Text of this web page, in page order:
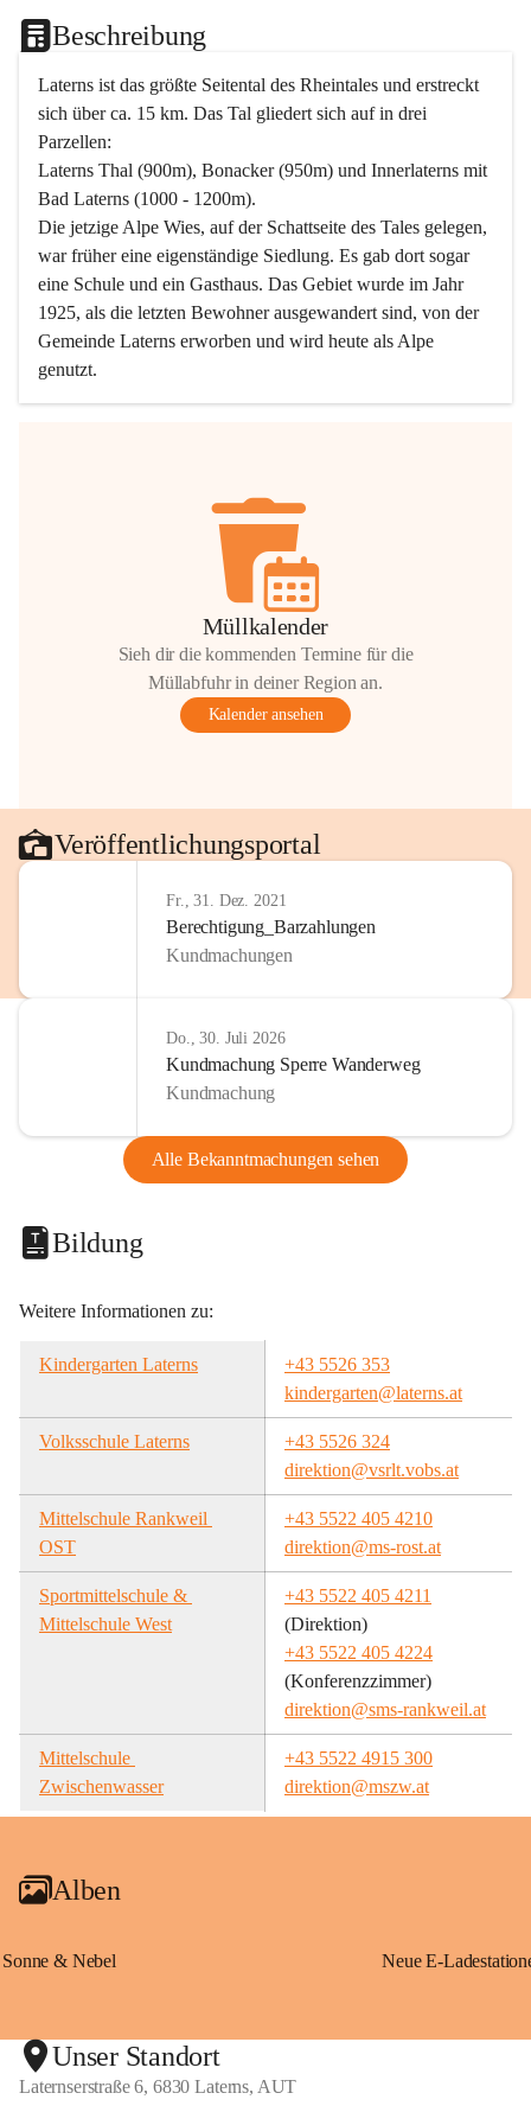
Beschreibung
Laterns ist das größte Seitental des Rheintales und erstreckt
sich über ca. 15 km. Das Tal gliedert sich auf in drei
Parzellen:
Laterns Thal (900m), Bonacker (950m) und Innerlaterns mit
Bad Laterns (1000 - 1200m).
Die jetzige Alpe Wies, auf der Schattseite des Tales gelegen,
war früher eine eigenständige Siedlung. Es gab dort sogar
eine Schule und ein Gasthaus. Das Gebiet wurde im Jahr
1925, als die letzten Bewohner ausgewandert sind, von der
Gemeinde Laterns erworben und wird heute als Alpe
genutzt.
Müllkalender
Sieh dir die kommenden Termine für die
Müllabfuhr in deiner Region an.
Kalender ansehen
Veröffentlichungsportal
Fr., 31. Dez. 2021
Berechtigung_Barzahlungen
Kundmachungen
Do., 30. Juli 2026
Kundmachung Sperre Wanderweg
Kundmachung
Alle Bekanntmachungen sehen
Bildung
Weitere Informationen zu:
Kindergarten Laterns
+43 5526 353
kindergarten@laterns.at
Volksschule Laterns
+43 5526 324
direktion@vsrlt.vobs.at
Mittelschule Rankweil
OST
+43 5522 405 4210
direktion@ms-rost.at
Sportmittelschule &
Mittelschule West
+43 5522 405 4211
(Direktion)
+43 5522 405 4224
(Konferenzzimmer)
direktion@sms-rankweil.at
Mittelschule
Zwischenwasser
+43 5522 4915 300
direktion@mszw.at
Alben
Sonne & Nebel
Unser Standort
Laternserstraße 6, 6830 Laterns, AUT